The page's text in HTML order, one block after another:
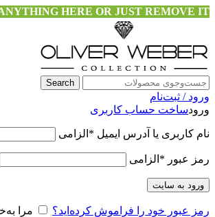
HERE OR JUST REMOVE IT…
Search
ورود / ثبت‌نام
ورودساخت حساب کاربری
نام کاربری یا آدرس ایمیل * الزامی
رمز عبور * الزامی
ورود به سایت
رمز عبور خود را فراموش کرده‌اید؟ مرا